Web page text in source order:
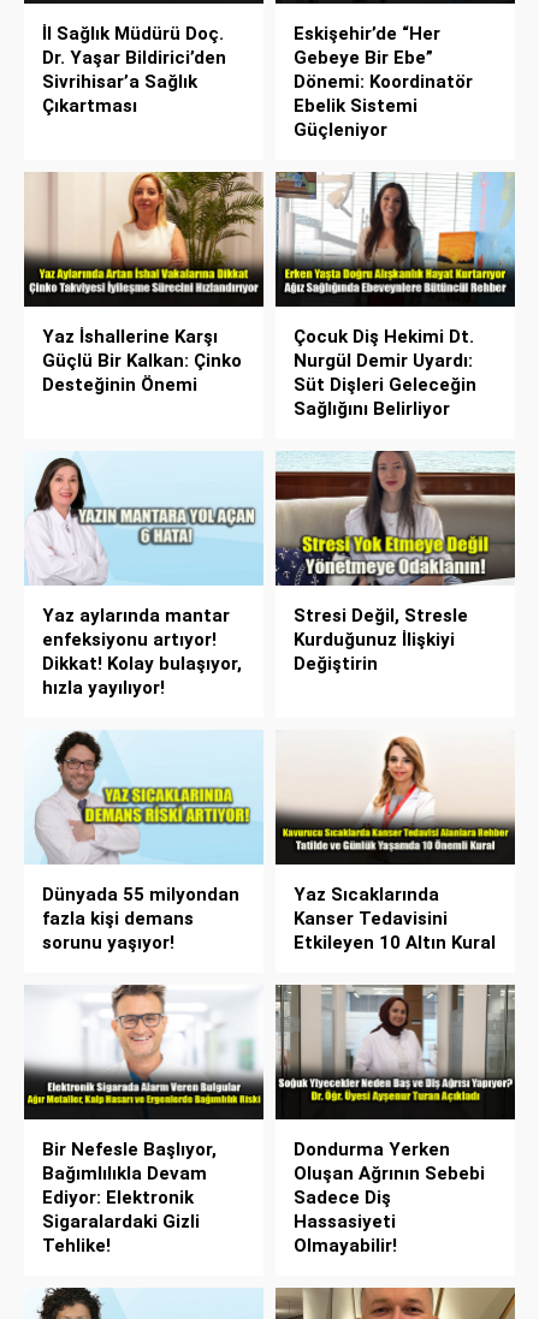
İl Sağlık Müdürü Doç.
Dr. Yaşar Bildirici’den
Sivrihisar’a Sağlık
Çıkartması
Eskişehir’de “Her
Gebeye Bir Ebe”
Dönemi: Koordinatör
Ebelik Sistemi
Güçleniyor
Yaz İshallerine Karşı
Güçlü Bir Kalkan: Çinko
Desteğinin Önemi
Çocuk Diş Hekimi Dt.
Nurgül Demir Uyardı:
Süt Dişleri Geleceğin
Sağlığını Belirliyor
Yaz aylarında mantar
enfeksiyonu artıyor!
Dikkat! Kolay bulaşıyor,
hızla yayılıyor!
Stresi Değil, Stresle
Kurduğunuz İlişkiyi
Değiştirin
Dünyada 55 milyondan
fazla kişi demans
sorunu yaşıyor!
Yaz Sıcaklarında
Kanser Tedavisini
Etkileyen 10 Altın Kural
Bir Nefesle Başlıyor,
Bağımlılıkla Devam
Ediyor: Elektronik
Sigaralardaki Gizli
Tehlike!
Dondurma Yerken
Oluşan Ağrının Sebebi
Sadece Diş
Hassasiyeti
Olmayabilir!